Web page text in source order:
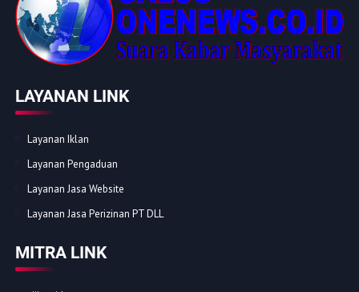
LAYANAN LINK
Layanan Iklan
Layanan Pengaduan
Layanan Jasa Website
Layanan Jasa Perizinan PT DLL
MITRA LINK